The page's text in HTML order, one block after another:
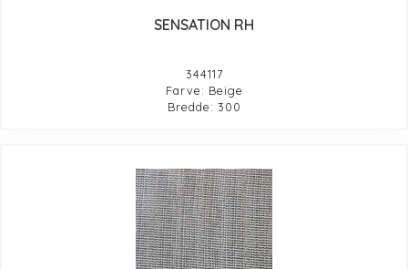
SENSATION RH
344117
Farve: Beige
Bredde: 300